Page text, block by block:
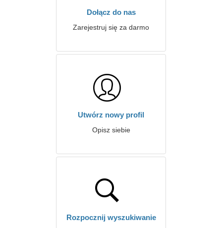
Dołącz do nas
Zarejestruj się za darmo
Utwórz nowy profil
Opisz siebie
Rozpocznij wyszukiwanie